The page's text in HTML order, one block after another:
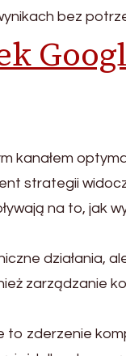
bez
kanałem
strategii
na to, jak
działania,
zarządzanie
to zderzenie